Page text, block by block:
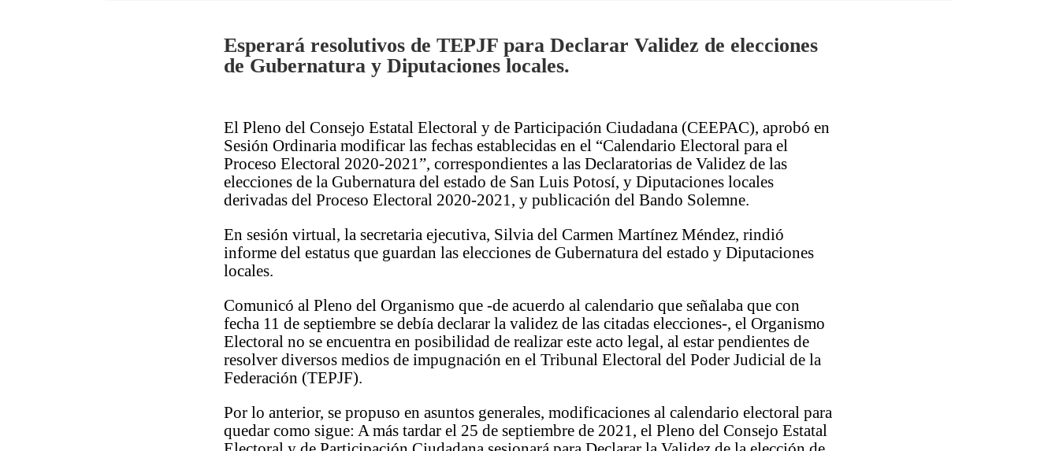
Esperará resolutivos de TEPJF para Declarar Validez de elecciones
de Gubernatura y Diputaciones locales.
El Pleno del Consejo Estatal Electoral y de Participación Ciudadana (CEEPAC), aprobó en
Sesión Ordinaria modificar las fechas establecidas en el “Calendario Electoral para el
Proceso Electoral 2020-2021”, correspondientes a las Declaratorias de Validez de las
elecciones de la Gubernatura del estado de San Luis Potosí, y Diputaciones locales
derivadas del Proceso Electoral 2020-2021, y publicación del Bando Solemne.
En sesión virtual, la secretaria ejecutiva, Silvia del Carmen Martínez Méndez, rindió
informe del estatus que guardan las elecciones de Gubernatura del estado y Diputaciones
locales.
Comunicó al Pleno del Organismo que -de acuerdo al calendario que señalaba que con
fecha 11 de septiembre se debía declarar la validez de las citadas elecciones-, el Organismo
Electoral no se encuentra en posibilidad de realizar este acto legal, al estar pendientes de
resolver diversos medios de impugnación en el Tribunal Electoral del Poder Judicial de la
Federación (TEPJF).
Por lo anterior, se propuso en asuntos generales, modificaciones al calendario electoral para
quedar como sigue: A más tardar el 25 de septiembre de 2021, el Pleno del Consejo Estatal